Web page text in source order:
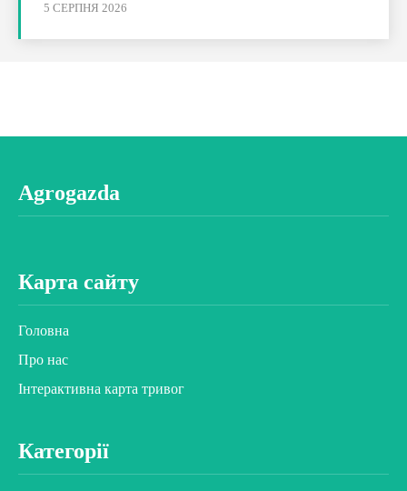
5 СЕРПНЯ 2026
Agrogazda
Карта сайту
Головна
Про нас
Інтерактивна карта тривог
Категорії